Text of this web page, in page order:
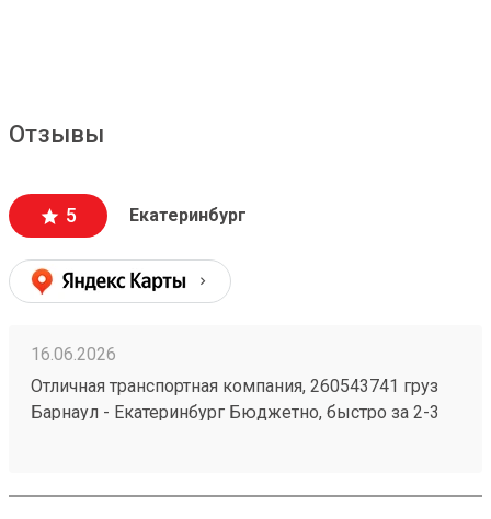
Отзывы
5 Екатеринбург
16.06.2026
Отличная транспортная компания, 260543741 груз
Барнаул - Екатеринбург Бюджетно, быстро за 2-3
плохого и неприятного момента не могу вспомнить.